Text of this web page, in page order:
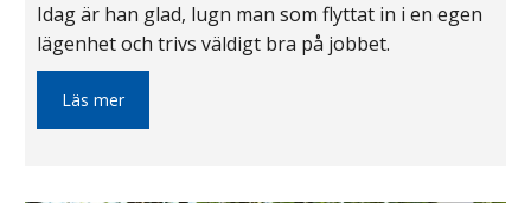
Idag är han glad, lugn man som flyttat in i en egen
lägenhet och trivs väldigt bra på jobbet.
Läs mer